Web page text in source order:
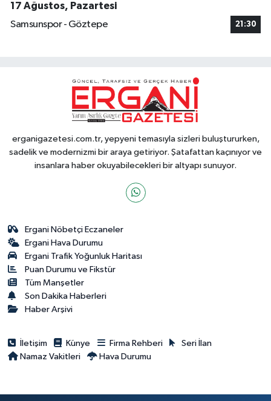
17 Ağustos, Pazartesi
Samsunspor - Göztepe
21:30
erganigazetesi.com.tr, yepyeni temasıyla sizleri buluştururken,
sadelik ve modernizmi bir araya getiriyor. Şatafattan kaçınıyor ve
insanlara haber okuyabilecekleri bir altyapı sunuyor.
Ergani Nöbetçi Eczaneler
Ergani Hava Durumu
Ergani Trafik Yoğunluk Haritası
Puan Durumu ve Fikstür
Tüm Manşetler
Son Dakika Haberleri
Haber Arşivi
İletişim Künye Firma Rehberi
Seri İlan
Namaz Vakitleri
Hava Durumu